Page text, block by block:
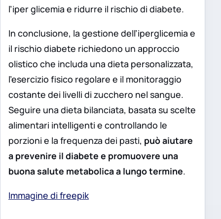
l’iper glicemia e ridurre il rischio di diabete.
In conclusione, la gestione dell’iperglicemia e
il rischio diabete richiedono un approccio
olistico che includa una dieta personalizzata,
l’esercizio fisico regolare e il monitoraggio
costante dei livelli di zucchero nel sangue.
Seguire una dieta bilanciata, basata su scelte
alimentari intelligenti e controllando le
porzioni e la frequenza dei pasti, può aiutare
a prevenire il diabete e promuovere una
buona salute metabolica a lungo termine.
Immagine di freepik